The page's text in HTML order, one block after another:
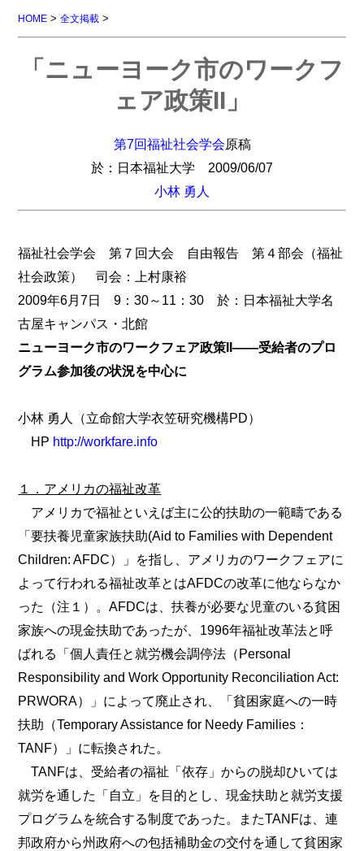
HOME >全文掲載 >
「ニューヨーク市のワークフ
ェア政策II」
第7回福祉社会学会原稿
於：日本福祉大学 2009/06/07
小林 勇人
福祉社会学会 第７回大会 自由報告 第４部会（福祉
社会政策） 司会：上村康裕
2009年6月7日 9：30～11：30 於：日本福祉大学名
古屋キャンパス・北館
ニューヨーク市のワークフェア政策II――受給者のプロ
グラム参加後の状況を中心に
小林 勇人（立命館大学衣笠研究機構PD）
HP http://workfare.info
１．アメリカの福祉改革
アメリカで福祉といえば主に公的扶助の一範疇である
「要扶養児童家族扶助(Aid to Families with Dependent
Children: AFDC）」を指し、アメリカのワークフェアに
よって行われる福祉改革とはAFDCの改革に他ならなか
った（注１）。AFDCは、扶養が必要な児童のいる貧困
家族への現金扶助であったが、1996年福祉改革法と呼
ばれる「個人責任と就労機会調停法（Personal
Responsibility and Work Opportunity Reconciliation Act:
PRWORA）」によって廃止され、「貧困家庭への一時
扶助（Temporary Assistance for Needy Families：
TANF）」に転換された。
TANFは、受給者の福祉「依存」からの脱却ひいては
就労を通した「自立」を目的とし、現金扶助と就労支援
プログラムを統合する制度であった。またTANFは、連
邦政府から州政府への包括補助金の交付を通して貧困家